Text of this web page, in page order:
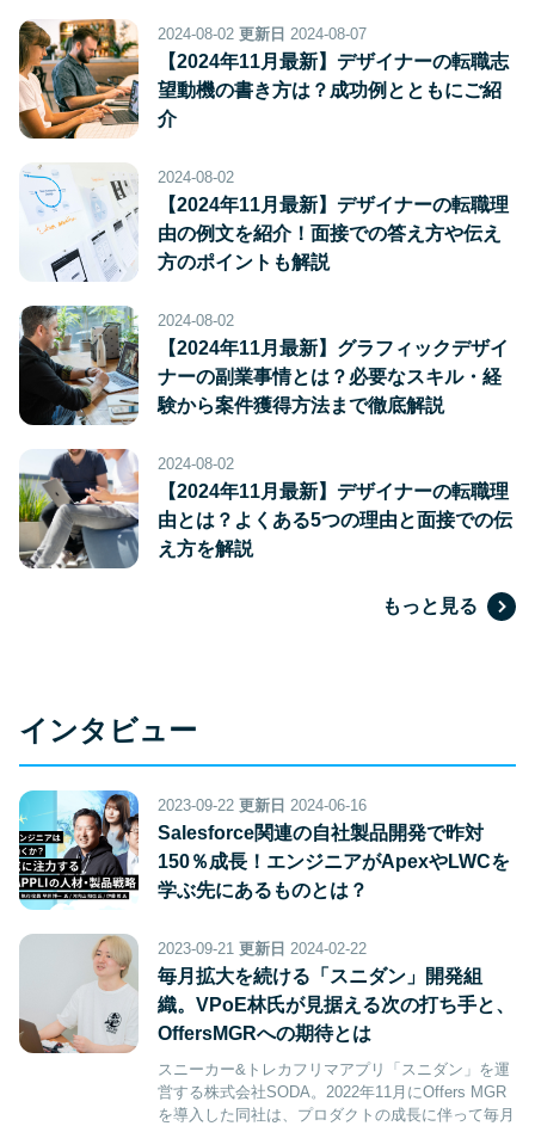
2024-08-02 更新日 2024-08-07
【2024年11月最新】デザイナーの転職志
望動機の書き方は？成功例とともにご紹
介
2024-08-02
【2024年11月最新】デザイナーの転職理
由の例文を紹介！面接での答え方や伝え
方のポイントも解説
2024-08-02
【2024年11月最新】グラフィックデザイ
ナーの副業事情とは？必要なスキル・経
験から案件獲得方法まで徹底解説
2024-08-02
【2024年11月最新】デザイナーの転職理
由とは？よくある5つの理由と面接での伝
え方を解説
もっと見る
インタビュー
2023-09-22 更新日 2024-06-16
Salesforce関連の自社製品開発で昨対
150％成長！エンジニアがApexやLWCを
学ぶ先にあるものとは？
2023-09-21 更新日 2024-02-22
毎月拡大を続ける「スニダン」開発組
織。VPoE林氏が見据える次の打ち手と、
OffersMGRへの期待とは
スニーカー&トレカフリマアプリ「スニダン」を運
営する株式会社SODA。2022年11月にOffers MGR
を導入した同社は、プロダクトの成長に伴って毎月